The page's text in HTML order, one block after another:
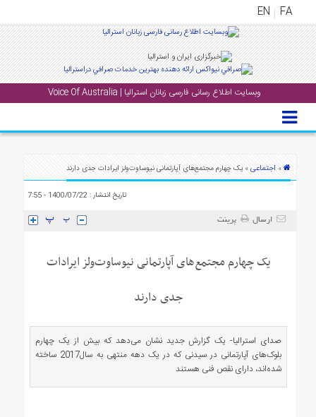
FA
EN
وبسایت اطلاع رسانی فارسی زبانان استرالیا | Voice Of Australia
منوی
اصلی
» اجتماعی» یک چهارم مجتمع‌های آپارتمانی نیوساوت‌ولز ایرادات جدی دارند
تاریخ انتشار : 1400/07/22 - 7:55
ارسال پرینت
یک چهارم مجتمع‌های آپارتمانی نیوساوت‌ولز ایرادات
جدی دارند
صدای استرالیا- یک گزارش جدید نشان می‌دهد که بیش از یک چهارم
بلوک‌های آپارتمانی در سیدنی که در یک دهه منتهی به سال2017 ساخته
شده‌اند، دارای نقص فنی هستند